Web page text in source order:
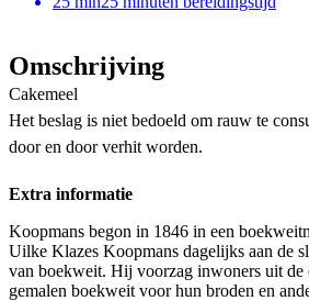
Omschrijving
Cakemeel
Het beslag is niet bedoeld om rauw te
door en door verhit worden.
Extra informatie
Koopmans begon in 1846 in een
Uilke Klazes Koopmans dagelijks aan de
van boekweit. Hij voorzag inwoners uit de
gemalen boekweit voor hun broden en